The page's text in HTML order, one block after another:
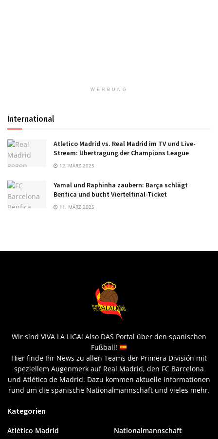
WERBUNG
International
Atletico Madrid vs. Real Madrid im TV und Live-
Stream: Übertragung der Champions League
12. MÄRZ 2025
Yamal und Raphinha zaubern: Barça schlägt
Benfica und bucht Viertelfinal-Ticket
11. MÄRZ 2025
Wir sind VIVA LA LIGA! Also DAS Portal über den spanischen
Fußball!
Hier finde Ihr News zu allen Teams der Primera División mit
speziellem Augenmerk auf Real Madrid, den FC Barcelona
und Atlético de Madrid. Dazu kommen aktuelle Informationen
rund um die spanische Nationalmannschaft und vieles mehr.
Kategorien
Atlético Madrid
Nationalmannschaft